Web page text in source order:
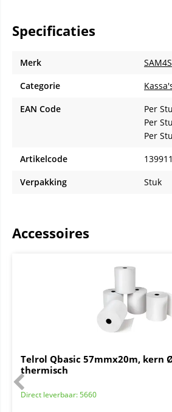
Specificaties
Merk
SAM4S
Categorie
EAN Code
Per
Per
Per
Artikelcode
Verpakking
Stuk
Accessoires
Telrol Qbasic 57mmx20m, kern
thermisch
Direct leverbaar: 5660